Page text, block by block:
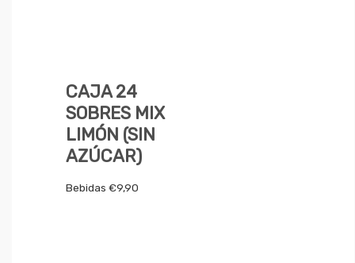
CAJA 24
SOBRES MIX
LIMÓN (SIN
AZÚCAR)
Bebidas €9,90